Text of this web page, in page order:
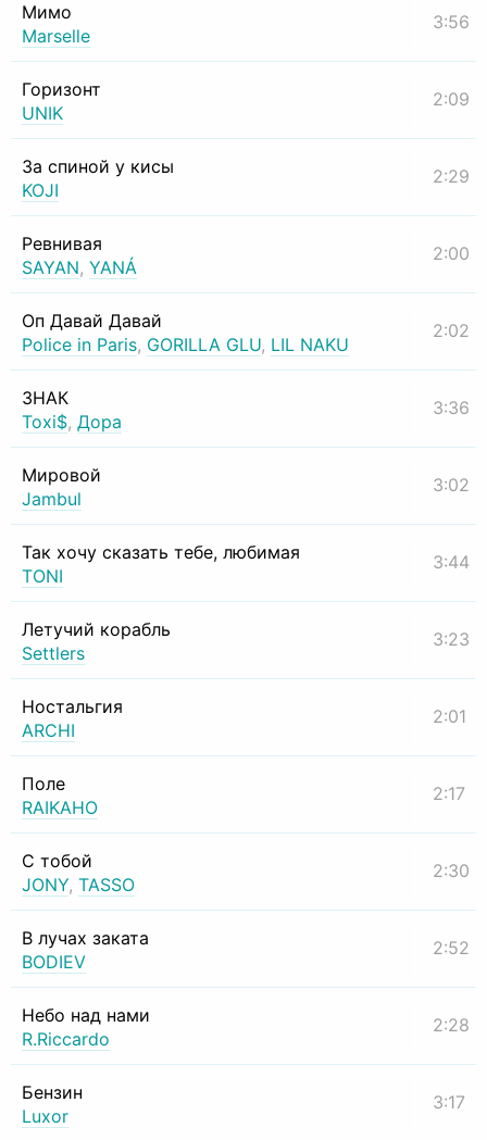
Мимо
Marselle
3:56
Горизонт
UNIK
2:09
За спиной у кисы
KOJI
2:29
Ревнивая
SAYAN, YANÁ
2:00
Оп Давай Давай
Police in Paris, GORILLA GLU, LIL NAKU
2:02
ЗНАК
Toxi$, Дора
3:36
Мировой
Jambul
3:02
Так хочу сказать тебе, любимая
TONI
3:44
Летучий корабль
Settlers
3:23
Ностальгия
ARCHI
2:01
Поле
RAIKAHO
2:17
С тобой
JONY, TASSO
2:30
В лучах заката
BODIEV
2:52
Небо над нами
R.Riccardo
2:28
Бензин
Luxor
3:17